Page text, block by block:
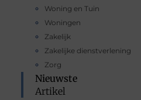
Woning en Tuin
Woningen
Zakelijk
Zakelijke dienstverlening
Zorg
Nieuwste
Artikel